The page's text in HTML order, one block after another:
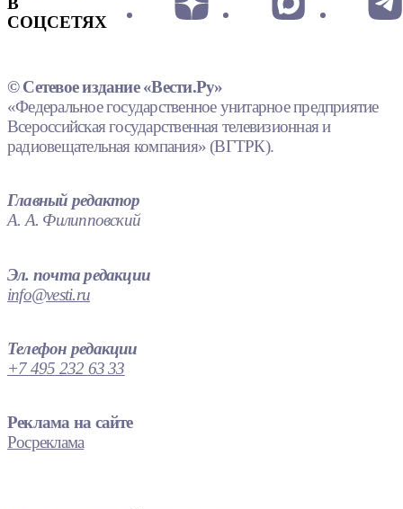
СОЦСЕТЯХ
© Сетевое издание «Вести.Ру»
«Федеральное государственное унитарное предприятие
Всероссийская государственная телевизионная и
радиовещательная компания» (ВГТРК).
Главный редактор
А. А. Филипповский
Эл. почта редакции
info@vesti.ru
Телефон редакции
+7 495 232 63 33
Реклама на сайте
Росреклама